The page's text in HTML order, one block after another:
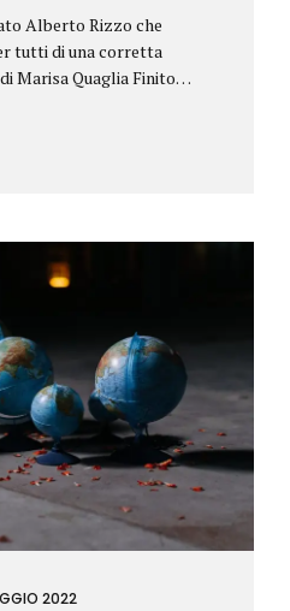
Alberto Rizzo che
tutti di una corretta
Marisa Quaglia Finito
da Covid, possiamo
generale
finanziaria presieduta
Rizzo, si sono
percezione della
Parto da una
John Ioannidis, noto
epidemiologia e...
2022